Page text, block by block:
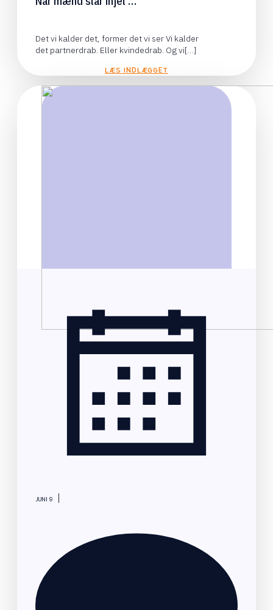
Det vi kalder det, former det vi ser Vi kalder
det partnerdrab. Eller kvindedrab. Og vi[…]
LÆS INDLÆGGET
JUNI 9 |